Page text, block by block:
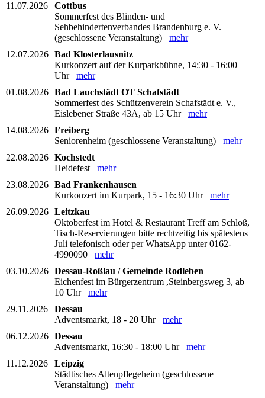
11.07.2026
Cottbus
Sommerfest des Blinden- und
Sehbehindertenverbandes Brandenburg e. V.
(geschlossene Veranstaltung) mehr
12.07.2026 Bad Klosterlausnitz
Kurkonzert auf der Kurparkbühne, 14:30 - 16:00
Uhr mehr
01.08.2026 Bad Lauchstädt OT Schafstädt
Sommerfest des Schützenverein Schafstädt e. V.,
Eislebener Straße 43A, ab 15 Uhr mehr
14.08.2026 Freiberg
Seniorenheim (geschlossene Veranstaltung) mehr
22.08.2026 Kochstedt
Heidefest mehr
23.08.2026 Bad Frankenhausen
Kurkonzert im Kurpark, 15 - 16:30 Uhr mehr
26.09.2026 Leitzkau
Oktoberfest im Hotel & Restaurant Treff am Schloß,
Tisch-Reservierungen bitte rechtzeitig bis spätestens
Juli telefonisch oder per WhatsApp unter 0162-
4990090 mehr
03.10.2026 Dessau-Roßlau / Gemeinde Rodleben
Eichenfest im Bürgerzentrum ,Steinbergsweg 3, ab
10 Uhr mehr
29.11.2026
Dessau
Adventsmarkt, 18 - 20 Uhr mehr
06.12.2026 Dessau
Adventsmarkt, 16:30 - 18:00 Uhr mehr
11.12.2026
Leipzig
Städtisches Altenpflegeheim (geschlossene
Veranstaltung) mehr